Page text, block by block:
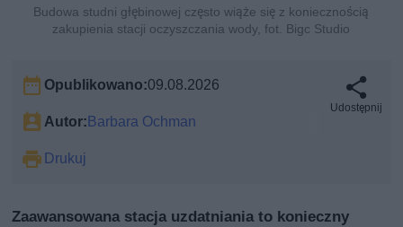
Budowa studni głębinowej często wiąże się z koniecznością
zakupienia stacji oczyszczania wody, fot. Bigc Studio
Opublikowano:09.08.2026
Autor: Barbara Ochman
Drukuj
Udostępnij
Zaawansowana stacja uzdatniania to konieczny